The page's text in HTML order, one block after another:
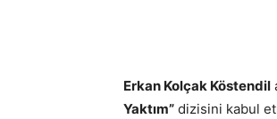
Erkan Kolçak Köstendil
Yaktım” dizisini kabul